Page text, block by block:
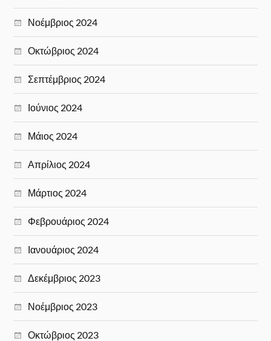
Νοέμβριος 2024
Οκτώβριος 2024
Σεπτέμβριος 2024
Ιούνιος 2024
Μάιος 2024
Απρίλιος 2024
Μάρτιος 2024
Φεβρουάριος 2024
Ιανουάριος 2024
Δεκέμβριος 2023
Νοέμβριος 2023
Οκτώβριος 2023